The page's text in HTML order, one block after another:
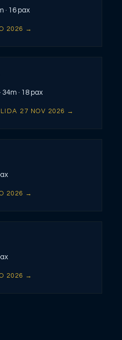
· 16 pax
2026 →
34m · 18 pax
27 NOV 2026 →
2026 →
2026 →